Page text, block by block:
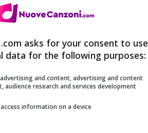
asks for your consent to use
data for the following purposes:
and content, advertising and content
audience research and services development
information on a device